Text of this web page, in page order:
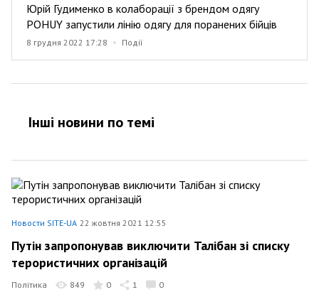
Юрій Гудименко в колаборації з брендом одягу
POHUY запустили лінію одягу для поранених бійців
8 грудня 2022 17:28 Події
Інші новини по темi
Новости SITE-UA 22 жовтня 2021 12:55
Путін запропонував виключити Талібан зі списку
терористичних організацій
Політика 849 0 1 0